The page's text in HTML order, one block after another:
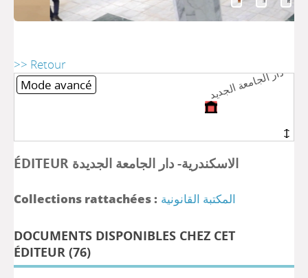
>> Retour د
د Mode avancé
ÉDITEUR الاسكندرية- دار الجامعة الجديدة
Collections rattachées : المكتبة القانونية
DOCUMENTS DISPONIBLES CHEZ CET
ÉDITEUR (76)